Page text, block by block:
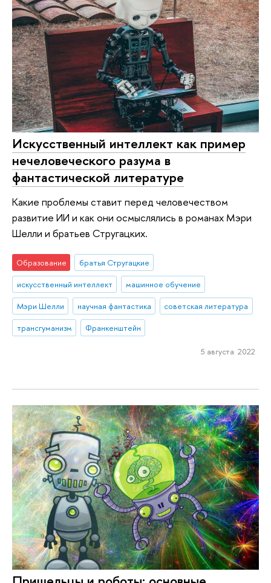
Искусственный интеллект как пример
нечеловеческого разума в
фантастической литературе
Какие проблемы ставит перед человечеством
развитие ИИ и как они осмыслялись в романах Мэри
Шелли и братьев Стругацких.
Образование
братья Стругацкие
искусственный интеллект
машинное обучение
Мэри Шелли
научная фантастика
советская литература
трансгуманизм
Франкенштейн
5 августа 2022